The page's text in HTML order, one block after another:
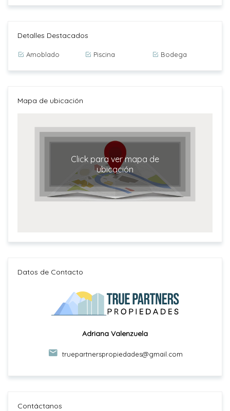
Detalles Destacados
Amoblado Piscina Bodega
Mapa de ubicación
Click para ver mapa de
ubicación
Datos de Contacto
Adriana Valenzuela
truepartnerspropiedades@gmail.com
Contáctanos